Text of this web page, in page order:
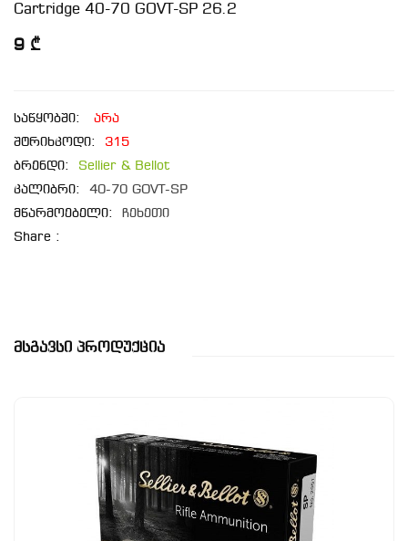
Cartridge 40-70 GOVT-SP 26.2
9 ₾
საწყობში:
არა
შტრიხკოდი:
315
ბრენდი:
Sellier & Bellot
კალიბრი:
40-70 GOVT-SP
მწარმოებელი:
ჩეხეთი
Share :
Მსგავსი Პროდუქცია